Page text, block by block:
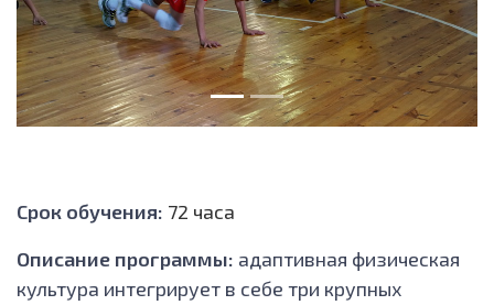
Срок обучения: 72 часа
Описание программы: адаптивная физическая
культура интегрирует в себе три крупных